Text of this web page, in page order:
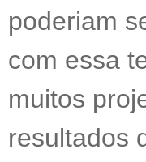
poderiam
com essa
muitos
resultados